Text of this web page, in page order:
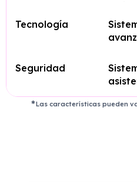
Tecnología
Seguridad
Las características pueden